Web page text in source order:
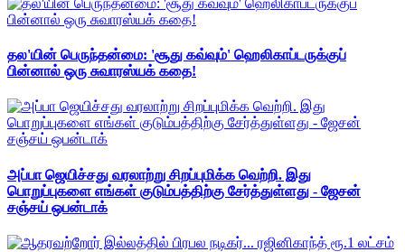
தல'யின் பெருந்தன்மை: 'சூது கவ்வும்' ஹெலிகாப்டருக்குப்
பின்னால் ஒரு சுவாரஸ்யக் கதை!
அப்பா ஜெயிச்சது வரலாற்று சிறப்புமிக்க வெற்றி. இது
பொறுப்புகளை எங்கள் குடும்பத்திற்கு சேர்த்துள்ளது - ஜேசன்
சஞ்சய் ஒபன்டாக்